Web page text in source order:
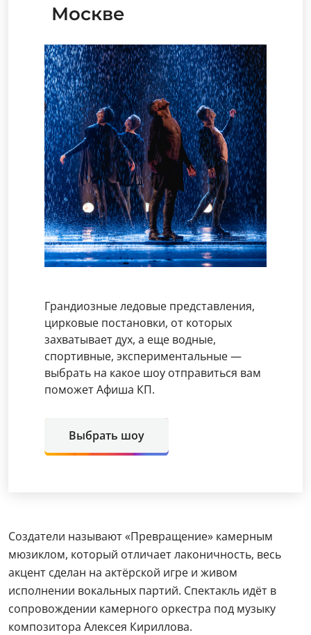
Москве
Грандиозные ледовые представления,
цирковые постановки, от которых
захватывает дух, а еще водные,
спортивные, экспериментальные —
выбрать на какое шоу отправиться вам
поможет Афиша КП.
Выбрать шоу
Создатели называют «Превращение» камерным
мюзиклом, который отличает лаконичность, весь
акцент сделан на актёрской игре и живом
исполнении вокальных партий. Спектакль идёт в
сопровождении камерного оркестра под музыку
композитора Алексея Кириллова.